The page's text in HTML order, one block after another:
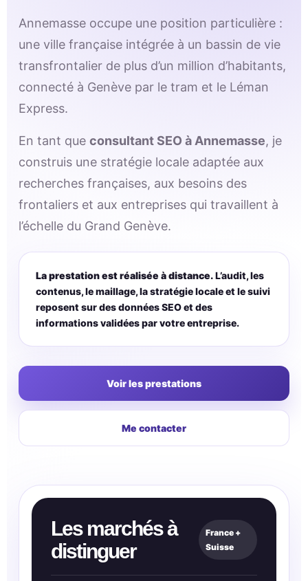
Annemasse occupe une position particulière :
une ville française intégrée à un bassin de vie
transfrontalier de plus d’un million d’habitants,
connecté à Genève par le tram et le Léman
Express.
En tant queconsultant SEO à Annemasse, je
construis une stratégie locale adaptée aux
recherches françaises, aux besoins des
frontaliers et aux entreprises qui travaillent à
l’échelle du Grand Genève.
La prestation est réalisée à distance.L’audit, les
contenus, le maillage, la stratégie locale et le suivi
reposent sur des données SEO et des
informations validées par votre entreprise.
Voir les prestations
Me contacter
Les marchés à
distinguer
France +
Suisse